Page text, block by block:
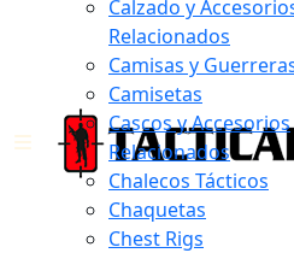
Calzado y
Relacionados
Camisas y
Camisetas
Cascos y Accesorios
Relacionados
Chalecos Tácticos
Chaquetas
Chest Rigs